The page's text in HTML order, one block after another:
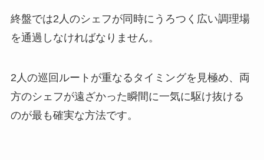
終盤では2人のシェフが同時にうろつく広い調理場
を通過しなければなりません。
2人の巡回ルートが重なるタイミングを見極め、両
方のシェフが遠ざかった瞬間に一気に駆け抜ける
のが最も確実な方法です。